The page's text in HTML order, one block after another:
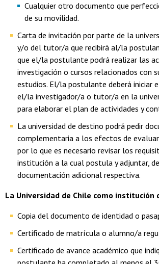
Cualquier otro documento que
de su movilidad.
Carta de invitación por parte de la
y/o del tutor/a que recibirá al/la
que el/la postulante podrá realizar las
investigación o cursos relacionados con
estudios. El/la postulante deberá iniciar
el/la investigador/a o tutor/a en la
para elaborar el plan de actividades y
La universidad de destino podrá pedir
complementaria a los efectos de
por lo que es necesario revisar los
institución a la cual postula y adjuntar,
documentación adicional respectiva.
La Universidad de Chile como institución
Copia del documento de identidad o
Certificado de matrícula o alumno/a
Certificado de avance académico que